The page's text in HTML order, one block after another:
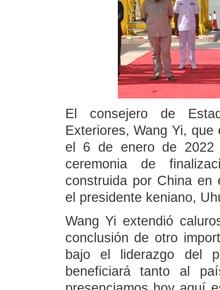
El consejero de
Exteriores, Wang Yi,
el 6 de enero de 2022
ceremonia de
construida por China en
el presidente keniano,
Wang Yi extendió
conclusión de otro
bajo el liderazgo del
beneficiará tanto al